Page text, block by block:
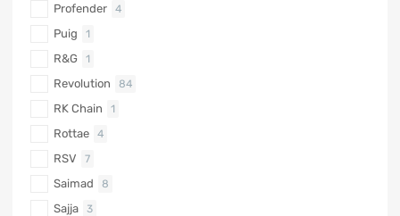
Profender 4
Puig 1
R&G 1
Revolution 84
RK Chain 1
Rottae 4
RSV 7
Saimad 8
Sajja 3